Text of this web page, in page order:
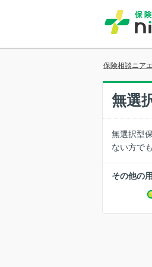
保険相談ニア
無選
無選択型
ない方で
その他の